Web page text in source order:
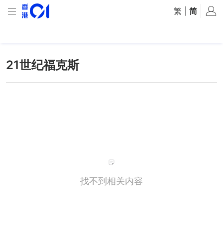
繁 简
21世纪福克斯
找不到相关内容